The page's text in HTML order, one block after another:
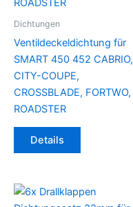
Dichtungen
Ventildeckeldichtung für
SMART 450 452 CABRIO,
CITY-COUPE,
CROSSBLADE, FORTWO,
ROADSTER
Details